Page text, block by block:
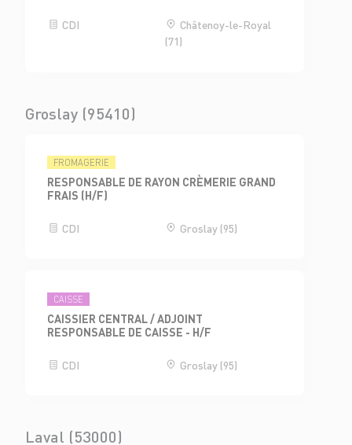
CDI
Châtenoy-le-Royal
(71)
Groslay (95410)
FROMAGERIE
RESPONSABLE DE RAYON CRÈMERIE GRAND
FRAIS (H/F)
CDI Groslay (95)
CAISSE
CAISSIER CENTRAL / ADJOINT
RESPONSABLE DE CAISSE - H/F
CDI Groslay (95)
Laval (53000)